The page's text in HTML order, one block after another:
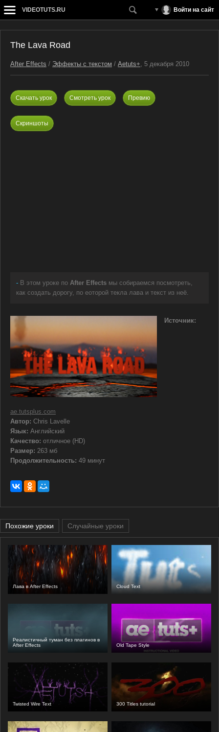
VIDEOTUTS.RU Войти на сайт
The Lava Road
After Effects / Эффекты с текстом / Aetuts+, 5 декабря 2010
Скачать урок Смотреть урок Превию
Скриншоты
- В этом уроке по After Effects мы собираемся посмотреть,
как создать дорогу, по еоторой текла лава и текст из неё.
Источник:
ae.tutsplus.com
Автор: Chris Lavelle
Язык: Английский
Качество: отличное (HD)
Размер: 263 мб
Продолжительность: 49 минут
Похожие уроки Случайные уроки
Лава в After Effects Cloud Text
Реалистичный туман без плагинов в
After Effects
Old Tape Style
Twisted Wire Text 300 Titles tutorial